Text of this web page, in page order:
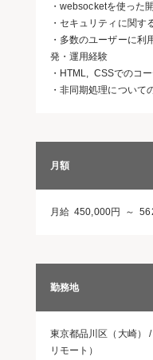
・websocketを使った
・セキュリティに関す
・多数のユーザーに利
発・運用経験
・HTML, CSSでのコ
・非同期処理について
月額
月給 450,000円 ～
勤務地
東京都品川区（大崎）
リモート）